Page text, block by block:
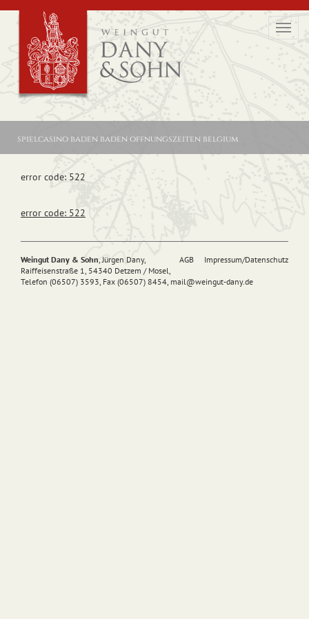
spielcasino baden baden offnungszeiten belgium
error code: 522
error code: 522
AGB Impressum/Datenschutz
Weingut Dany & Sohn, Jürgen Dany,
Raiffeisenstraße 1, 54340 Detzem / Mosel,
Telefon (06507) 3593, Fax (06507) 8454, mail@weingut-dany.de